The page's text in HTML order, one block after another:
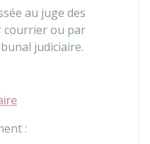
au juge des
courrier ou par
judiciaire.
: